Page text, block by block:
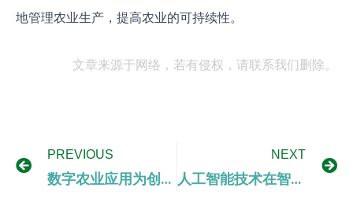
地管理农业生产，提高农业的可持续性。
文章来源于网络，若有侵权，请联系我们删除。
PREVIOUS
数字农业应用为创新型农业带来无限可能
NEXT
人工智能技术在智慧农业中的应用展望